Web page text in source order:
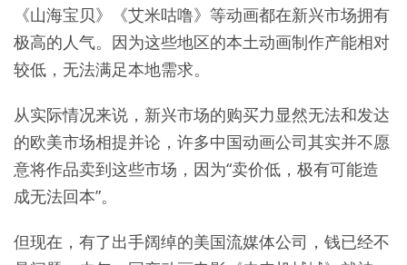
《山海宝贝》《艾米咕噜》等动画都在新兴市场拥有
极高的人气。因为这些地区的本土动画制作产能相对
较低，无法满足本地需求。
从实际情况来说，新兴市场的购买力显然无法和发达
的欧美市场相提并论，许多中国动画公司其实并不愿
意将作品卖到这些市场，因为“卖价低，极有可能造
成无法回本”。
但现在，有了出手阔绰的美国流媒体公司，钱已经不